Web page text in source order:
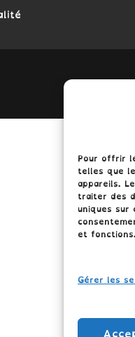
Pour offrir
telles que
appareils.
traiter des
uniques
et fonctions.
Gérer les